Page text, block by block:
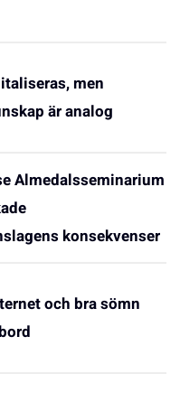
men
är analog
Almedalsseminarium
konsekvenser
och bra sömn